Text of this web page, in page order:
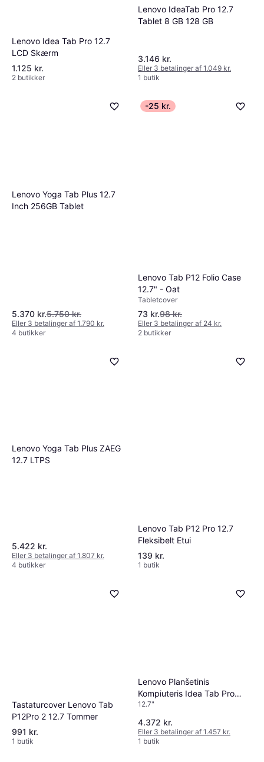
Lenovo Idea Tab Pro 12.7
LCD Skærm
1.125 kr.
2 butikker
Lenovo IdeaTab Pro 12.7
Tablet 8 GB 128 GB
3.146 kr.
Eller 3 betalinger af 1.049 kr.
1 butik
Lenovo Yoga Tab Plus 12.7
Inch 256GB Tablet
5.370 kr.5.750 kr.
Eller 3 betalinger af 1.790 kr.
4 butikker
-25 kr.
Lenovo Tab P12 Folio Case
12.7" - Oat
Tabletcover
73 kr.98 kr.
Eller 3 betalinger af 24 kr.
2 butikker
Lenovo Yoga Tab Plus ZAEG
12.7 LTPS
5.422 kr.
Eller 3 betalinger af 1.807 kr.
4 butikker
Lenovo Tab P12 Pro 12.7
Fleksibelt Etui
139 kr.
1 butik
Tastaturcover Lenovo Tab
P12Pro 2 12.7 Tommer
991 kr.
1 butik
Lenovo Planšetinis
Kompiuteris Idea Tab Pro
12.7 8 GB 256 GB
12.7"
4.372 kr.
Eller 3 betalinger af 1.457 kr.
1 butik